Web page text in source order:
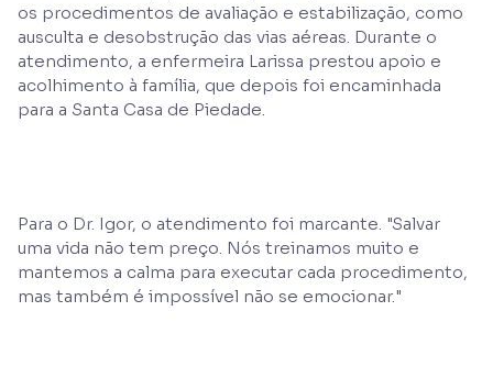
os procedimentos de avaliação e estabilização, como
ausculta e desobstrução das vias aéreas. Durante o
atendimento, a enfermeira Larissa prestou apoio e
acolhimento à família, que depois foi encaminhada
para a Santa Casa de Piedade.
Para o Dr. Igor, o atendimento foi marcante. "Salvar
uma vida não tem preço. Nós treinamos muito e
mantemos a calma para executar cada procedimento,
mas também é impossível não se emocionar."